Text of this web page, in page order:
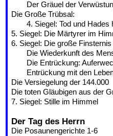
Der Gräuel der
Die Große Trübsal:
4. Siegel: Tod und Hades
5. Siegel: Die Märtyrer im
6. Siegel: Die große Finsternis
Die Wiederkunft des
Die Entrückung:
Entrückung mit den
Die Versiegelung der 144.000
Die toten Gläubigen aus der
7. Siegel: Stille im Himmel
Der Tag des Herrn
Die Posaunengerichte 1-6